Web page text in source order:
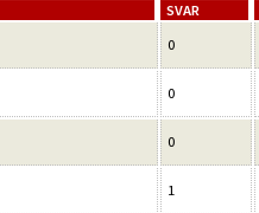
SVAR
0
0
0
1